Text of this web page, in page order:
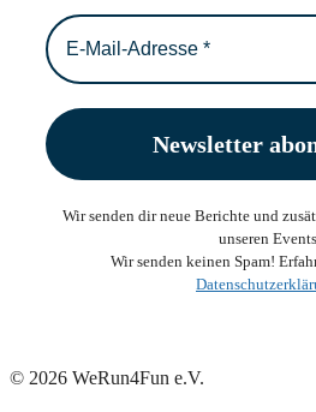
Wir senden dir neue Berichte und
unseren
Wir senden keinen Spam!
© 2026 WeRun4Fun e.V.